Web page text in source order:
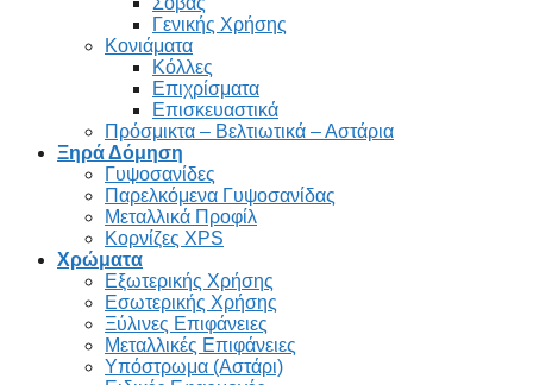
Γενικής Χρήσης
Κονιάματα
Κόλλες
Επιχρίσματα
Επισκευαστικά
Πρόσμικτα – Βελτιωτικά – Αστάρια
Ξηρά Δόμηση
Γυψοσανίδες
Παρελκόμενα Γυψοσανίδας
Μεταλλικά Προφίλ
Κορνίζες XPS
Χρώματα
Εξωτερικής Χρήσης
Εσωτερικής Χρήσης
Ξύλινες Επιφάνειες
Μεταλλικές Επιφάνειες
Υπόστρωμα (Αστάρι)